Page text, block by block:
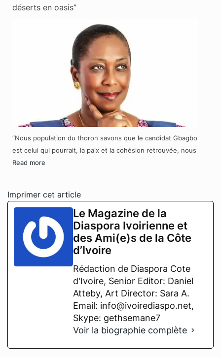
déserts en oasis”
“Nous population du thoron savons que le candidat Gbagbo
est celui qui pourrait, la paix et la cohésion retrouvée, nous
Read more
Imprimer cet article
Le Magazine de la
Diaspora Ivoirienne et
des Ami(e)s de la Côte
d’Ivoire
Rédaction de Diaspora Cote
d'Ivoire, Senior Editor: Daniel
Atteby, Art Director: Sara A.
Email: info@ivoirediaspo.net,
Skype: gethsemane7
Voir la biographie complète